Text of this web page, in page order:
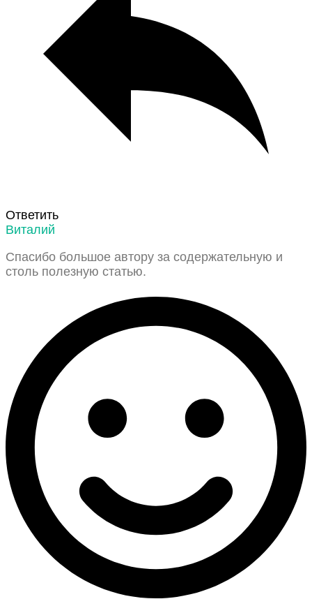
Ответить
Виталий
Спасибо большое автору за содержательную и
столь полезную статью.